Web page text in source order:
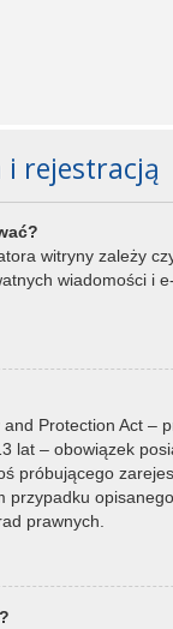
i rejestracją
witryny zależy
wiadomości
Protection Act –
lat – obowiązek
próbującego
prawnych.